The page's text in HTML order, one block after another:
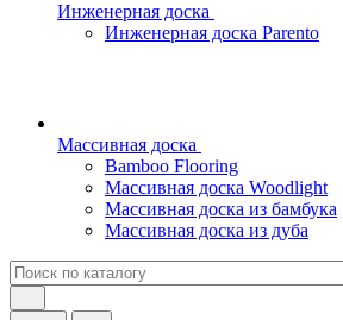
Инженерная доска
Инженерная доска Parento
Массивная доска
Bamboo Flooring
Массивная доска Woodlight
Массивная доска из бамбука
Массивная доска из дуба